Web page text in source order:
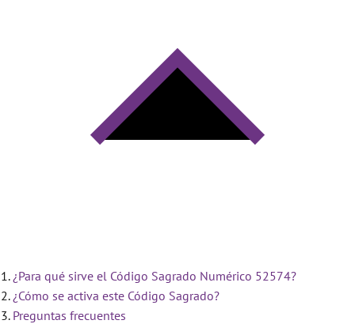
¿Para qué sirve el Código Sagrado Numérico 52574?
¿Cómo se activa este Código Sagrado?
Preguntas frecuentes